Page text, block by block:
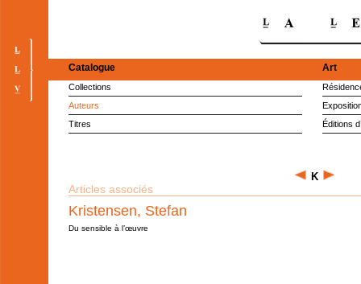
Catalogue
Collections
Auteurs
Titres
Art
Éditions
K
Articles associés
Kristensen, Stefan
Du sensible à l’œuvre